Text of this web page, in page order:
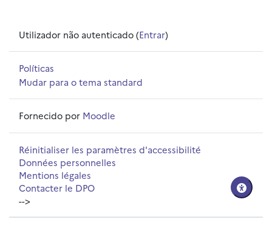
Utilizador não autenticado (Entrar)
Políticas
Mudar para o tema standard
Fornecido por Moodle
Réinitialiser les paramètres d'accessibilité
Données personnelles
Mentions légales
Contacter le DPO
-->